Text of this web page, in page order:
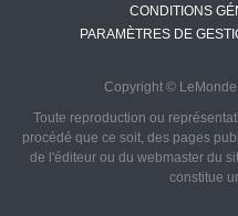
CONDITIONS
PARAMÈTRES DE
Copyright ©
Toute reproduction ou
procédé que ce soit, des pages
de l'éditeur ou du webmaster du
constitue